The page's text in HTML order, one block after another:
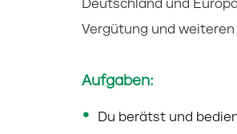
Deutschland und
Vergütung und
Aufgaben:
Du berätst und